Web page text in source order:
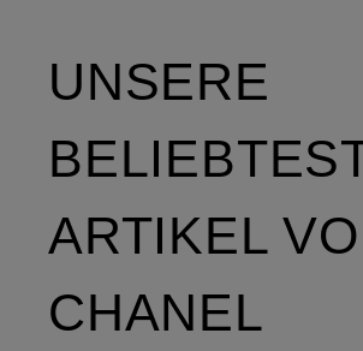
UNSERE
ARTIKEL
CHANEL